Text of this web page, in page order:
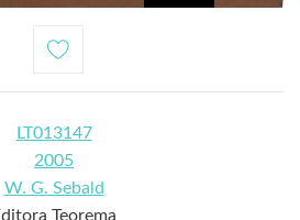
LT013147
2005
W. G. Sebald
Teorema